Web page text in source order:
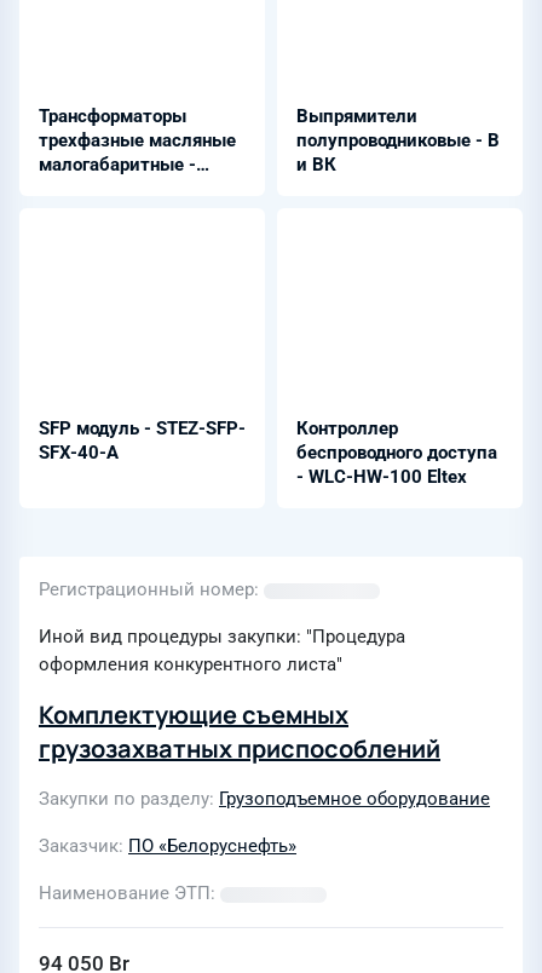
Трансформаторы
трехфазные масляные
малогабаритные -
Выпрямители
полупроводниковые - В
и ВК
SFP модуль - STEZ-SFP-
SFX-40-A
Контроллер
беспроводного доступа
- WLC-HW-100 Eltex
Регистрационный номер
Иной вид процедуры закупки: "Процедура
оформления конкурентного листа"
Комплектующие съемных
грузозахватных приспособлений
Закупки по разделу Грузоподъемное оборудование
Заказчик ПО «Белоруснефть»
Наименование ЭТП
94 050 Br